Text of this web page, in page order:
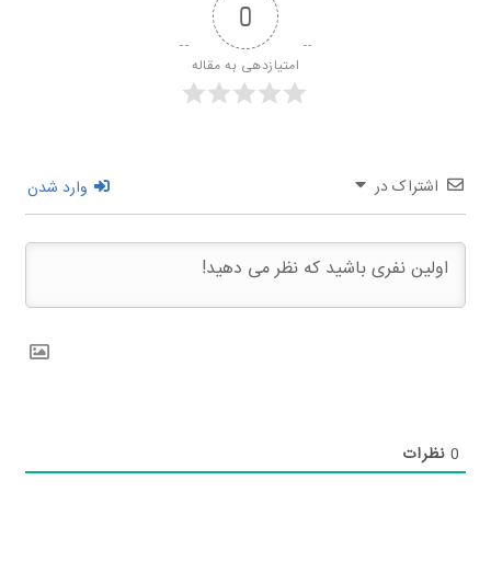
0
امتیازدهی به مقاله
اشتراک در وارد شدن
0 نظرات